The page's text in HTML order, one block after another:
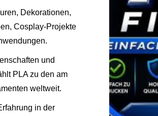
Dekorationen,
Cosplay-Projekte
und
PLA zu den am
weltweit.
in der